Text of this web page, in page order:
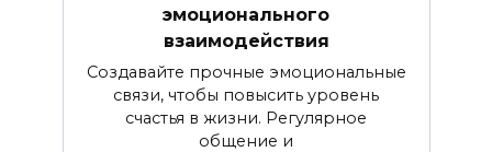
эмоционального
взаимодействия
Создавайте прочные эмоциональные
связи, чтобы повысить уровень
счастья в жизни. Регулярное
общение и